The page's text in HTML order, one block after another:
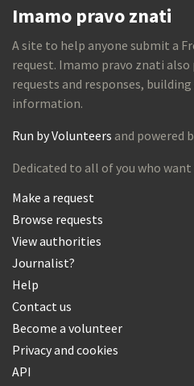
Imamo pravo znati
A site to help anyone submit a
request. Imamo pravo znati also
requests and responses,
information.
Run by Volunteers and powered
Dedicated to all of you who
Make a request
Browse requests
View authorities
Journalist?
Help
Contact us
Become a volunteer
Privacy and cookies
API